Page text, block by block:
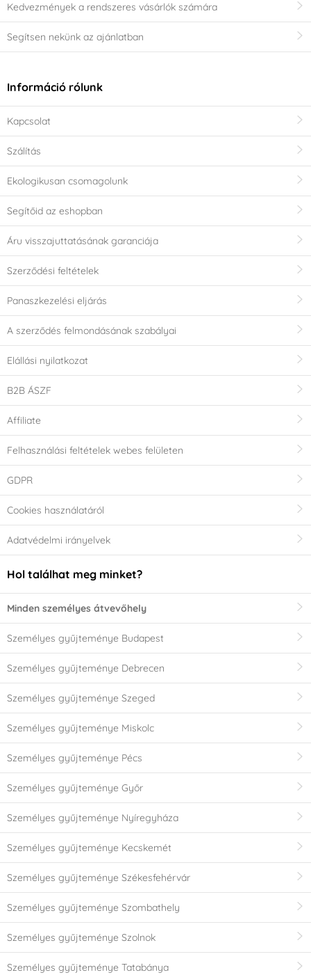
Kedvezmények a rendszeres vásárlók számára
Segítsen nekünk az ajánlatban
Információ rólunk
Kapcsolat
Szálítás
Ekologikusan csomagolunk
Segítőid az eshopban
Áru visszajuttatásának garanciája
Szerződési feltételek
Panaszkezelési eljárás
A szerződés felmondásának szabályai
Elállási nyilatkozat
B2B ÁSZF
Affiliate
Felhasználási feltételek webes felületen
GDPR
Cookies használatáról
Adatvédelmi irányelvek
Hol találhat meg minket?
Minden személyes átvevőhely
Személyes gyűjteménye Budapest
Személyes gyűjteménye Debrecen
Személyes gyűjteménye Szeged
Személyes gyűjteménye Miskolc
Személyes gyűjteménye Pécs
Személyes gyűjteménye Győr
Személyes gyűjteménye Nyíregyháza
Személyes gyűjteménye Kecskemét
Személyes gyűjteménye Székesfehérvár
Személyes gyűjteménye Szombathely
Személyes gyűjteménye Szolnok
Személyes gyűjteménye Tatabánya